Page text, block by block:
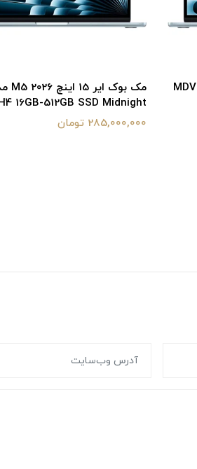
مک بوک ایر 15 اینچ M5 2026 مدل MDV
16GB-512GB SSD Midnight
285,000,000 تومان